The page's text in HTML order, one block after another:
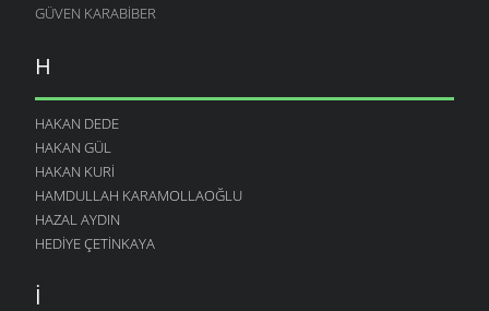
GÜVEN KARABIBER
H
HAKAN DEDE
HAKAN GÜL
HAKAN KURI
HAMDULLAH KARAMOLLAOĞLU
HAZAL AYDIN
HEDIYE ÇETINKAYA
I